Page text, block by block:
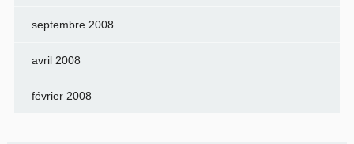
septembre 2008
avril 2008
février 2008